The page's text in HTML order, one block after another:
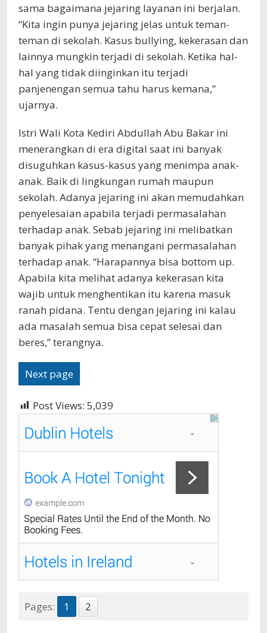
sama bagaimana jejaring layanan ini berjalan.
“Kita ingin punya jejaring jelas untuk teman-
teman di sekolah. Kasus bullying, kekerasan dan
lainnya mungkin terjadi di sekolah. Ketika hal-
hal yang tidak diinginkan itu terjadi
panjenengan semua tahu harus kemana,”
ujarnya.
Istri Wali Kota Kediri Abdullah Abu Bakar ini
menerangkan di era digital saat ini banyak
disuguhkan kasus-kasus yang menimpa anak-
anak. Baik di lingkungan rumah maupun
sekolah. Adanya jejaring ini akan memudahkan
penyelesaian apabila terjadi permasalahan
terhadap anak. Sebab jejaring ini melibatkan
banyak pihak yang menangani permasalahan
terhadap anak. “Harapannya bisa bottom up.
Apabila kita melihat adanya kekerasan kita
wajib untuk menghentikan itu karena masuk
ranah pidana. Tentu dengan jejaring ini kalau
ada masalah semua bisa cepat selesai dan
beres,” terangnya.
Next page
Post Views: 5,039
Pages: 1 2